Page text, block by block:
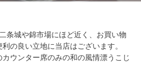
条城や錦市場にほど近く、お買い物
の良い立地に当店はございます。
ウンター席のみの和の風情漂うこじ